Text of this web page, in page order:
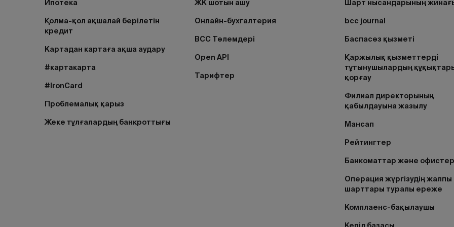
Ипотека
Қолма-қол ақшалай берілетін
кредит
Картадан картаға ақша аудару
#картакарта
#IronCard
Проблемалық қарыз
Жеке тұлғалардың банкроттығы
ЖК шотын ашу
Онлайн-бухгалтерия
BCC Төлемдері
Open API
Тарифтер
Шарт нысандарының
bcc journal
Баспасөз қызметі
Қаржылық қызметтерді
тұтынушылардың
қорғау
Филиал директорының
қабылдауына жазылу
Мансап
Рейтингтер
Банкоматтар және офистер
Операция жүргізудің жалпы
шарттары туралы ереже
Комплаенс-бақылаушы